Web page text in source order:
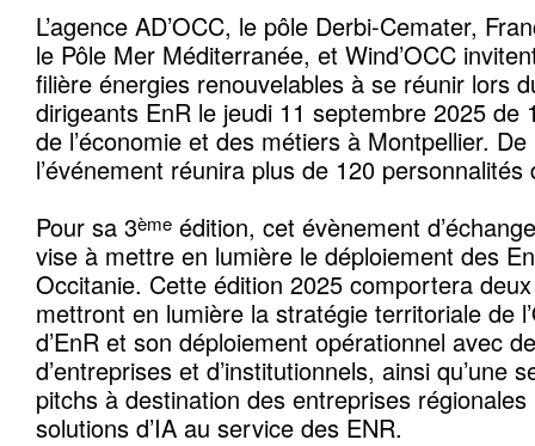
L’agence AD’OCC, le pôle Derbi-Cemater,
le Pôle Mer Méditerranée, et Wind’OCC
filière énergies renouvelables à se réunir lors
dirigeants EnR le jeudi 11 septembre 2025 de
de l’économie et des métiers à Montpellier.
l’événement réunira plus de 120 personnalités
Pour sa 3ème édition, cet évènement
vise à mettre en lumière le déploiement des
Occitanie. Cette édition 2025 comportera
mettront en lumière la stratégie territoriale de
d’EnR et son déploiement opérationnel avec
d’entreprises et d’institutionnels, ainsi qu’une
pitchs à destination des entreprises
solutions d’IA au service des ENR.